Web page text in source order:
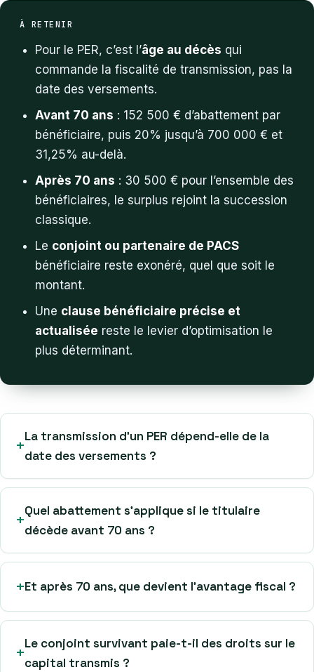
À RETENIR
Pour le PER, c’est l’âge au décès qui
commande la fiscalité de transmission, pas la
date des versements.
Avant 70 ans : 152 500 € d’abattement par
bénéficiaire, puis 20% jusqu’à 700 000 € et
31,25% au-delà.
Après 70 ans : 30 500 € pour l’ensemble des
bénéficiaires, le surplus rejoint la succession
classique.
Le conjoint ou partenaire de PACS
bénéficiaire reste exonéré, quel que soit le
montant.
Une clause bénéficiaire précise et
actualisée reste le levier d’optimisation le
plus déterminant.
La transmission d’un PER dépend-elle de la
date des versements ?
Quel abattement s’applique si le titulaire
décède avant 70 ans ?
Et après 70 ans, que devient l’avantage fiscal ?
Le conjoint survivant paie-t-il des droits sur le
capital transmis ?